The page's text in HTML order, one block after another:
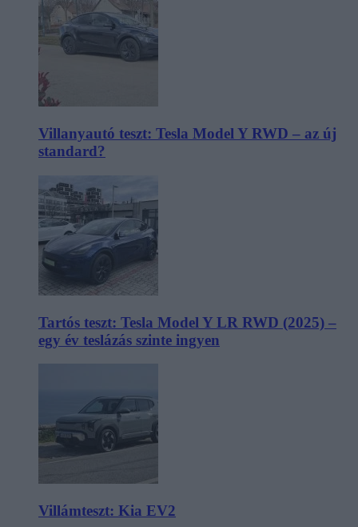
Villanyautó teszt: Tesla Model Y RWD – az új
standard?
Tartós teszt: Tesla Model Y LR RWD (2025) –
egy év teslázás szinte ingyen
Villámteszt: Kia EV2